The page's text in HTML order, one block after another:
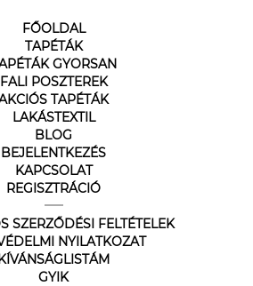
FŐOLDAL
TAPÉTÁK
GYORSAN
FALI POSZTEREK
TAPÉTÁK
LAKÁSTEXTIL
BLOG
BEJELENTKEZÉS
KAPCSOLAT
REGISZTRÁCIÓ
SZERZŐDÉSI FELTÉTELEK
NYILATKOZAT
GYIK